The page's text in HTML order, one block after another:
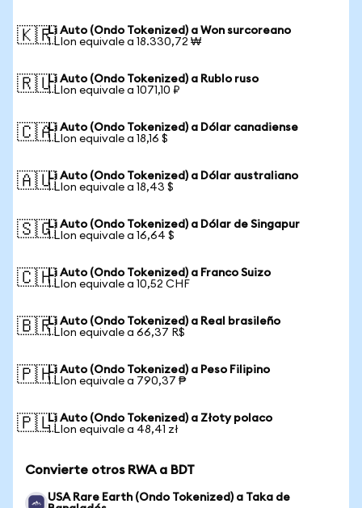
🇰🇷Li Auto (Ondo Tokenized) a Won surcoreano
1 LIon equivale a 18.330,72 ₩
🇷🇺Li Auto (Ondo Tokenized) a Rublo ruso
1 LIon equivale a 1071,10 ₽
🇨🇦Li Auto (Ondo Tokenized) a Dólar canadiense
1 LIon equivale a 18,16 $
🇦🇺Li Auto (Ondo Tokenized) a Dólar australiano
1 LIon equivale a 18,43 $
🇸🇬Li Auto (Ondo Tokenized) a Dólar de Singapur
1 LIon equivale a 16,64 $
🇨🇭Li Auto (Ondo Tokenized) a Franco Suizo
1 LIon equivale a 10,52 CHF
🇧🇷Li Auto (Ondo Tokenized) a Real brasileño
1 LIon equivale a 66,37 R$
🇵🇭Li Auto (Ondo Tokenized) a Peso Filipino
1 LIon equivale a 790,37 ₱
🇵🇱Li Auto (Ondo Tokenized) a Złoty polaco
1 LIon equivale a 48,41 zł
Convierte otros RWA a BDT
USA Rare Earth (Ondo Tokenized) a Taka de